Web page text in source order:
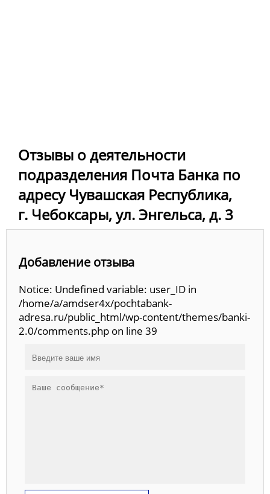
Отзывы о деятельности
подразделения Почта Банка по
адресу Чувашская Республика,
г. Чебоксары, ул. Энгельса, д. 3
Добавление отзыва
Notice: Undefined variable: user_ID in
/home/a/amdser4x/pochtabank-
adresa.ru/public_html/wp-content/themes/banki-
2.0/comments.php on line 39